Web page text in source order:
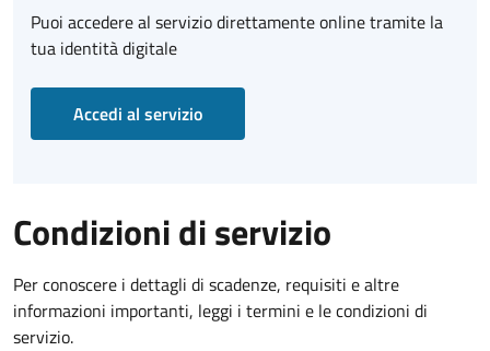
Puoi accedere al servizio direttamente online tramite la
tua identità digitale
Accedi al servizio
Condizioni di servizio
Per conoscere i dettagli di scadenze, requisiti e altre
informazioni importanti, leggi i termini e le condizioni di
servizio.